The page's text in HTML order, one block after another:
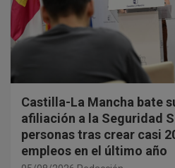
Castilla-La Mancha bate
afiliación a la Seguridad
personas tras crear casi
empleos en el último año